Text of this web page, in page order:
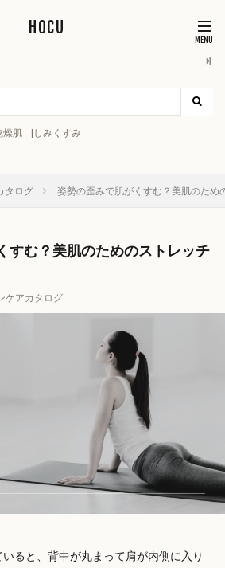
HOCU
燥肌 |しみくすみ
タログ 姿勢の歪みで肌がくすむ？美肌のため
すむ？美肌のためのストレッチ
ケアカタログ
ると、背中が丸まって肩が内側に入り